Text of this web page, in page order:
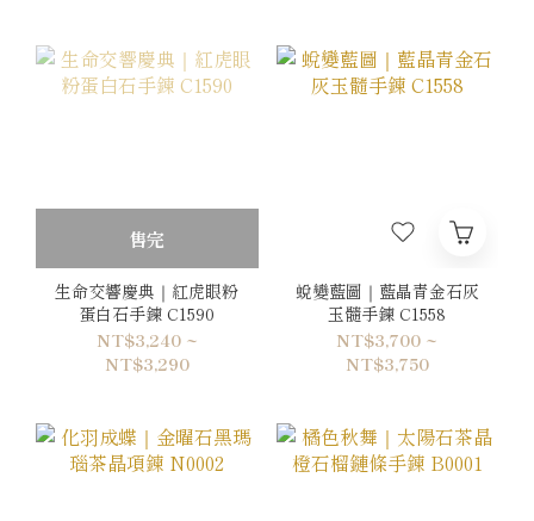
售完
生命交響慶典｜紅虎眼粉
蛋白石手鍊 C1590
NT$3,240 ~
NT$3,290
蛻變藍圖｜藍晶青金石灰
玉髓手鍊 C1558
NT$3,700 ~
NT$3,750